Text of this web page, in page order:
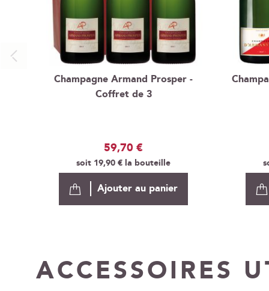
Champagne Armand Prosper -
Coffret de 3
59,70 €
soit 19,90 €la bouteille
Ajouter au panier
ACCESSOIRES